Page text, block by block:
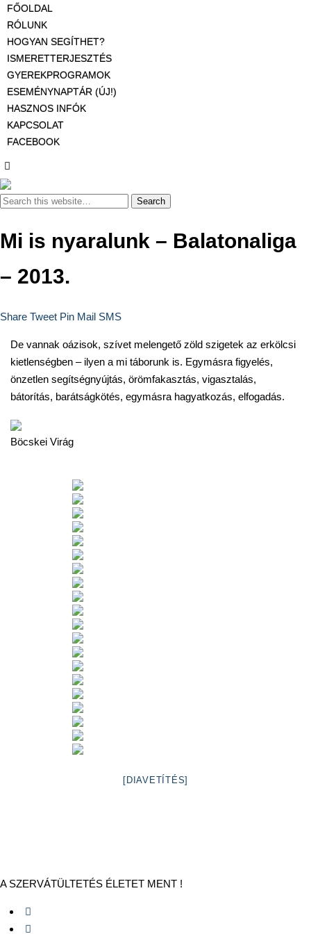
FŐOLDAL
RÓLUNK
HOGYAN SEGÍTHET?
ISMERETTERJESZTÉS
GYEREKPROGRAMOK
ESEMÉNYNAPTÁR (ÚJ!)
HASZNOS INFÓK
KAPCSOLAT
FACEBOOK
Mi is nyaralunk – Balatonaliga
– 2013.
Share Tweet Pin Mail SMS
De vannak oázisok, szívet melengető zöld szigetek az erkölcsi
kietlenségben – ilyen a mi táborunk is. Egymásra figyelés,
önzetlen segítségnyújtás, örömfakasztás, vigasztalás,
bátorítás, barátságkötés, egymásra hagyatkozás, elfogadás.
Böcskei Virág
[DIAVETÍTÉS]
A SZERVÁTÜLTETÉS ÉLETET MENT !